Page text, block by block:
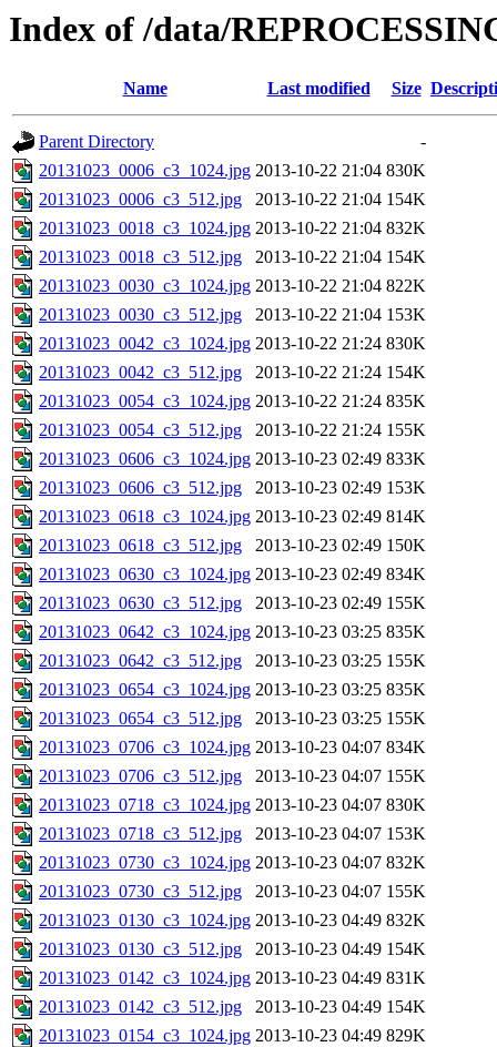
Index of /data/
Name Last modified Size
Parent Directory
-
20131023_0006_c3_1024.jpg 2013-10-22 21:04 830K
20131023_0006_c3_512.jpg
2013-10-22 21:04 154K
20131023_0018_c3_1024.jpg 2013-10-22 21:04 832K
20131023_0018_c3_512.jpg
2013-10-22 21:04 154K
20131023_0030_c3_1024.jpg 2013-10-22 21:04 822K
20131023_0030_c3_512.jpg
2013-10-22 21:04 153K
20131023_0042_c3_1024.jpg 2013-10-22 21:24 830K
20131023_0042_c3_512.jpg
2013-10-22 21:24 154K
20131023_0054_c3_1024.jpg 2013-10-22 21:24 835K
20131023_0054_c3_512.jpg
2013-10-22 21:24 155K
20131023_0606_c3_1024.jpg 2013-10-23 02:49 833K
20131023_0606_c3_512.jpg
2013-10-23 02:49 153K
20131023_0618_c3_1024.jpg 2013-10-23 02:49 814K
20131023_0618_c3_512.jpg
2013-10-23 02:49 150K
20131023_0630_c3_1024.jpg 2013-10-23 02:49 834K
20131023_0630_c3_512.jpg
2013-10-23 02:49 155K
20131023_0642_c3_1024.jpg 2013-10-23 03:25 835K
20131023_0642_c3_512.jpg
2013-10-23 03:25 155K
20131023_0654_c3_1024.jpg 2013-10-23 03:25 835K
20131023_0654_c3_512.jpg
2013-10-23 03:25 155K
20131023_0706_c3_1024.jpg 2013-10-23 04:07 834K
20131023_0706_c3_512.jpg
2013-10-23 04:07 155K
20131023_0718_c3_1024.jpg 2013-10-23 04:07 830K
20131023_0718_c3_512.jpg
2013-10-23 04:07 153K
20131023_0730_c3_1024.jpg 2013-10-23 04:07 832K
20131023_0730_c3_512.jpg
2013-10-23 04:07 155K
20131023_0130_c3_1024.jpg 2013-10-23 04:49 832K
20131023_0130_c3_512.jpg
2013-10-23 04:49 154K
20131023_0142_c3_1024.jpg 2013-10-23 04:49 831K
20131023_0142_c3_512.jpg
2013-10-23 04:49 154K
20131023_0154_c3_1024.jpg 2013-10-23 04:49 829K